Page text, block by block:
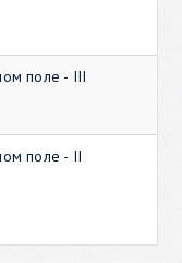
поле - III
поле - II